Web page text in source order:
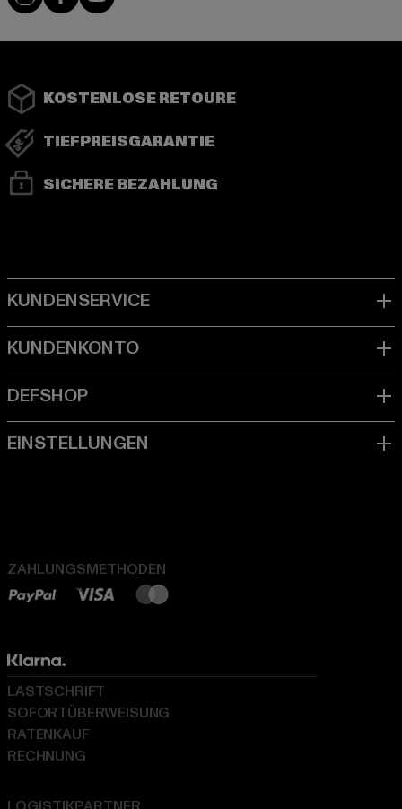
KOSTENLOSE RETOURE
TIEFPREISGARANTIE
SICHERE BEZAHLUNG
ZAHLUNGSMETHODEN
LASTSCHRIFT
SOFORTÜBERWEISUNG
RATENKAUF
RECHNUNG